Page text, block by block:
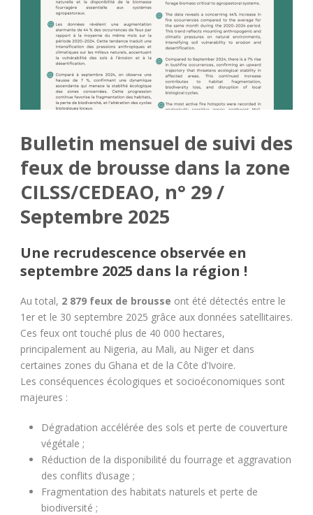
Bulletin mensuel de suivi des
feux de brousse dans la zone
CILSS/CEDEAО, n° 29 /
Septembre 2025
Une recrudescence observée en
septembre 2025 dans la région !
Au total, 2 879 feux de brousse ont été détectés entre le
1er et le 30 septembre 2025 grâce aux données satellitaires.
Ces feux ont touché plus de 40 000 hectares,
principalement au Nigeria, au Mali, au Niger et dans
certaines zones du Ghana et de la Côte d’Ivoire.
Les conséquences écologiques et socioéconomiques sont
majeures :
Dégradation accélérée des sols et perte de couverture
végétale ;
Réduction de la disponibilité du fourrage et aggravation
des conflits d’usage ;
Fragmentation des habitats naturels et perte de
biodiversité ;